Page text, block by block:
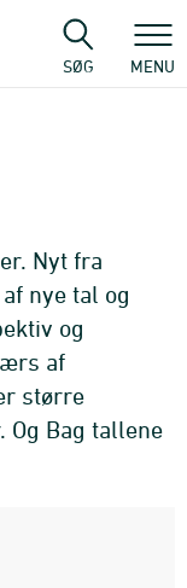
SØG MENU
Nyt fra
nye tal og
og
af
større
Bag tallene